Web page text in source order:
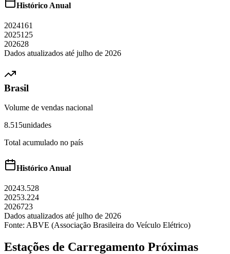
Histórico Anual
2024161
2025125
202628
Dados atualizados até julho de 2026
Brasil
Volume de vendas nacional
8.515unidades
Total acumulado no país
Histórico Anual
20243.528
20253.224
2026723
Dados atualizados até julho de 2026
Fonte: ABVE (Associação Brasileira do Veículo Elétrico)
Estações de Carregamento Próximas